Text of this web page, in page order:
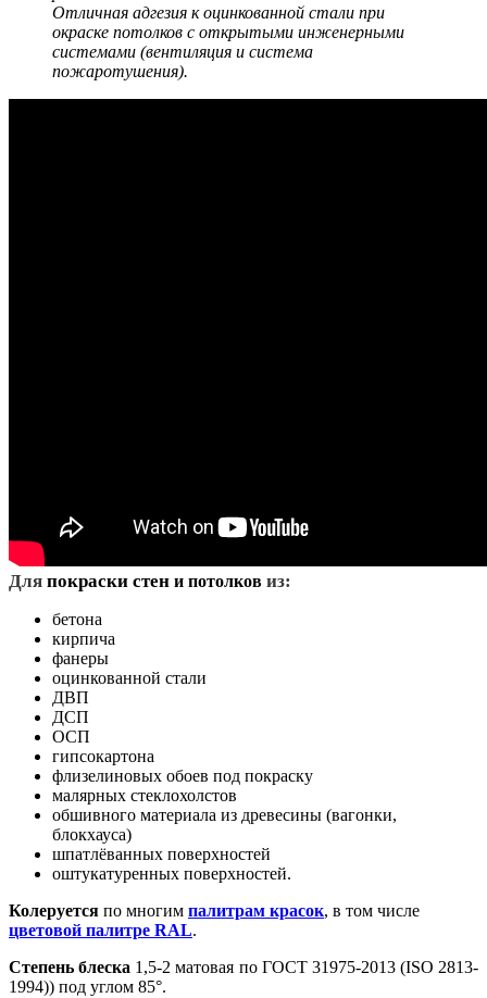
Отличная адгезия к оцинкованной стали при
окраске потолков с открытыми инженерными
системами (вентиляция и система
пожаротушения).
Для покраски стен и потолков из:
бетона
кирпича
фанеры
оцинкованной стали
ДВП
ДСП
ОСП
гипсокартона
флизелиновых обоев под покраску
малярных стеклохолстов
обшивного материала из древесины (вагонки,
блокхауса)
шпатлёванных поверхностей
оштукатуренных поверхностей.
Колеруется по многим палитрам красок, в том числе
цветовой палитре RAL.
Степень блеска 1,5-2 матовая по ГОСТ 31975-2013 (ISO 2813-
1994)) под углом 85°.